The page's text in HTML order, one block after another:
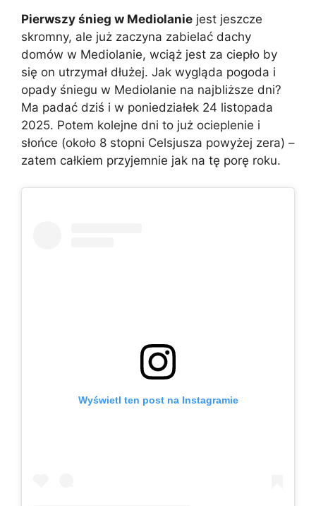
Pierwszy śnieg w Mediolanie jest jeszcze
skromny, ale już zaczyna zabielać dachy
domów w Mediolanie, wciąż jest za ciepło by
się on utrzymał dłużej. Jak wygląda pogoda i
opady śniegu w Mediolanie na najbliższe dni?
Ma padać dziś i w poniedziałek 24 listopada
2025. Potem kolejne dni to już ocieplenie i
słońce (około 8 stopni Celsjusza powyżej zera) –
zatem całkiem przyjemnie jak na tę porę roku.
Wyświetl ten post na Instagramie